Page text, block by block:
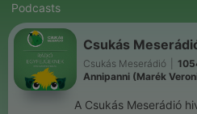
Podcasts
Csukás
Csukás Meserádió
Annipanni (Marék
A Csukás Meserádió